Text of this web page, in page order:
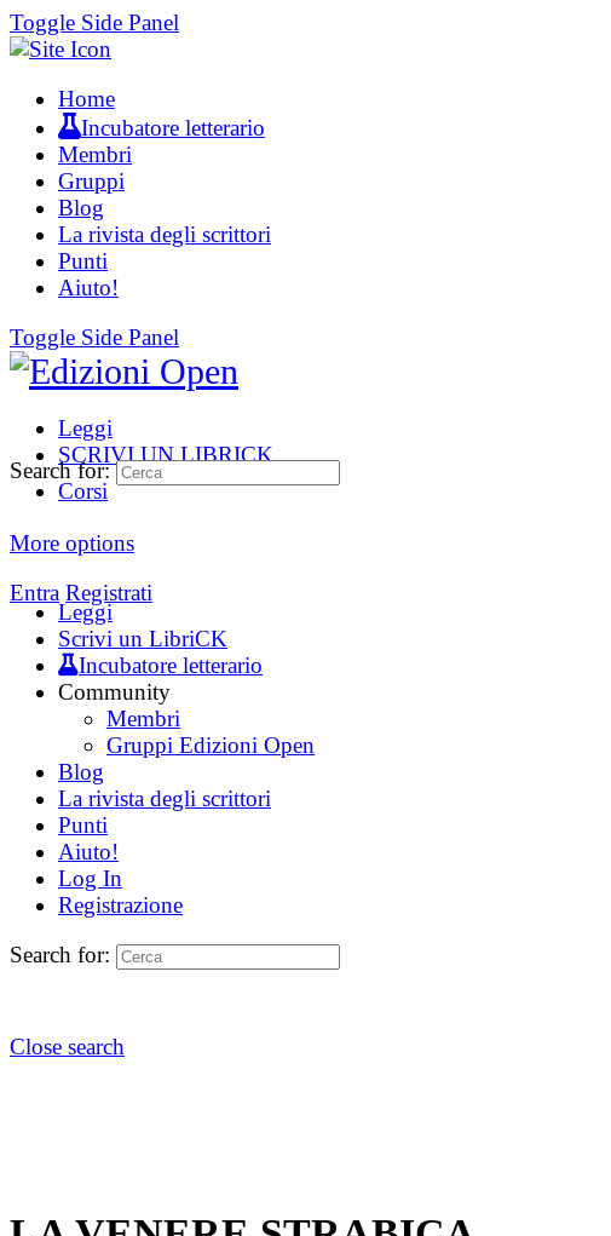
Toggle Side Panel
Home
Incubatore letterario
Membri
Gruppi
Blog
La rivista degli scrittori
Punti
Aiuto!
Toggle Side Panel
Leggi
SCRIVI UN LIBRICK
Corsi
More options
Entra Registrati
Search for:
Leggi
Scrivi un LibriCK
Incubatore letterario
Community
Membri
Gruppi Edizioni Open
Blog
La rivista degli scrittori
Punti
Aiuto!
Log In
Registrazione
Search for:
Close search